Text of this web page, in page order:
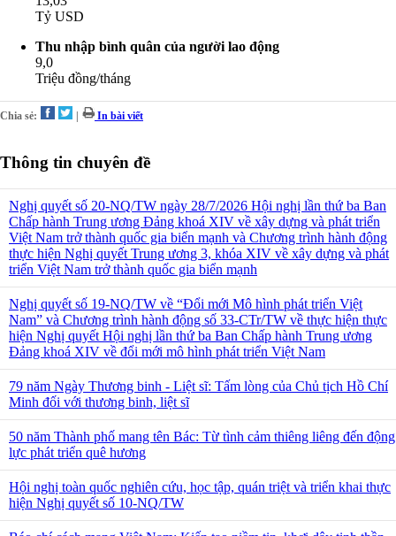
Tỷ USD
Thu nhập bình quân của người lao động
9,0
Triệu đồng/tháng
Chia sẻ: In bài viết
Thông tin chuyên đề
Nghị quyết số 20-NQ/TW ngày 28/7/2026 Hội nghị lần thứ ba Ban
Chấp hành Trung ương Đảng khoá XIV về xây dựng và phát triển
Việt Nam trở thành quốc gia biển mạnh và Chương trình hành động
thực hiện Nghị quyết Trung ương 3, khóa XIV về xây dựng và phát
triển Việt Nam trở thành quốc gia biển mạnh
Nghị quyết số 19-NQ/TW về “Đổi mới Mô hình phát triển Việt
Nam” và Chương trình hành động số 33-CTr/TW về thực hiện thực
hiện Nghị quyết Hội nghị lần thứ ba Ban Chấp hành Trung ương
Đảng khoá XIV về đổi mới mô hình phát triển Việt Nam
79 năm Ngày Thương binh - Liệt sĩ: Tấm lòng của Chủ tịch Hồ Chí
Minh đối với thương binh, liệt sĩ
50 năm Thành phố mang tên Bác: Từ tình cảm thiêng liêng đến động
lực phát triển quê hương
Hội nghị toàn quốc nghiên cứu, học tập, quán triệt và triển khai thực
hiện Nghị quyết số 10-NQ/TW